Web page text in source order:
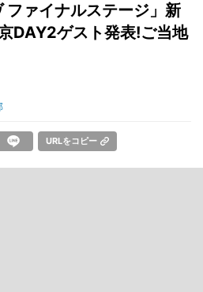
ファイナルステージ」新
DAY2ゲスト発表!ご当地
URLをコピー